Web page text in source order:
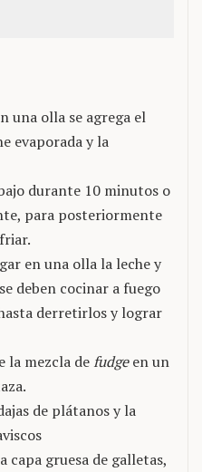
una olla se agrega el
evaporada y la
durante 10 minutos o
para posteriormente
en una olla la leche y
deben cocinar a fuego
derretirlos y lograr
la mezcla defudgeen un
de plátanos y la
capa gruesa de galletas,